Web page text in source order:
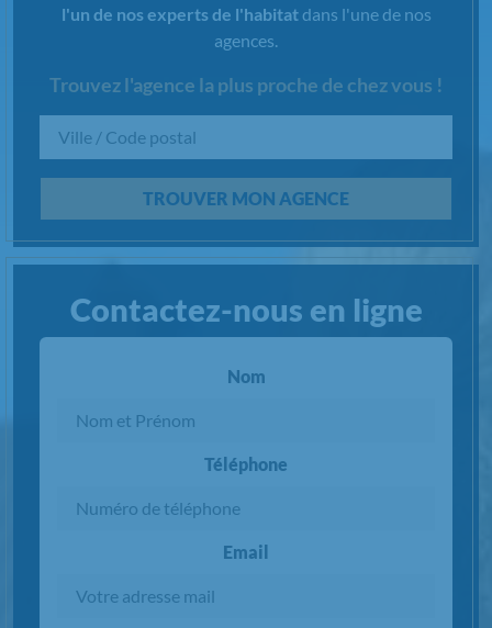
l'un de nos experts de l'habitatdans l'une de nos
agences.
Trouvez l'agence la plus proche de chez vous !
TROUVER MON AGENCE
Contactez-nous en ligne
Nom
Téléphone
Email